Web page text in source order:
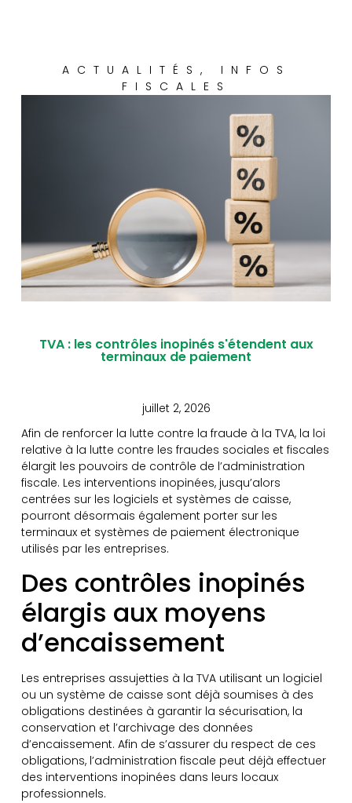
ACTUALITÉS , INFOS
FISCALES
TVA : les contrôles inopinés s'étendent aux
terminaux de paiement
juillet 2, 2026
Afin de renforcer la lutte contre la fraude à la TVA, la loi
relative à la lutte contre les fraudes sociales et fiscales
élargit les pouvoirs de contrôle de l’administration
fiscale. Les interventions inopinées, jusqu’alors
centrées sur les logiciels et systèmes de caisse,
pourront désormais également porter sur les
terminaux et systèmes de paiement électronique
utilisés par les entreprises.
Des contrôles inopinés
élargis aux moyens
d’encaissement
Les entreprises assujetties à la TVA utilisant un logiciel
ou un système de caisse sont déjà soumises à des
obligations destinées à garantir la sécurisation, la
conservation et l’archivage des données
d’encaissement. Afin de s’assurer du respect de ces
obligations, l’administration fiscale peut déjà effectuer
des interventions inopinées dans leurs locaux
professionnels.